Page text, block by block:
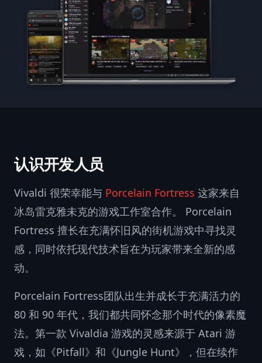
认识开发人员
Vivaldi 很荣幸能与 Porcelain Fortress 这家来自
冰岛雷克雅未克的游戏工作室合作。 Porcelain
Fortress 擅长在充满怀旧风的街机游戏中寻找灵
感，同时依托现代技术旨在为玩家带来全新的感
动。
Porcelain Fortress团队出生并成长于充满活力的
80 和 90 年代，我们都共同怀念那个时代的像素魔
法。第一款 Vivaldia 游戏的灵感来源于 Atari 游
戏，如《Pitfall》和《Jungle Hunt》，但在续作